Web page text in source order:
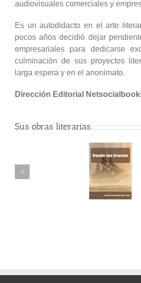
audiovisuales comerciales y
Es un autodidacto en el arte
pocos años decidió dejar
empresariales para dedicarse
culminación de sus proyectos
larga espera y en el anonimato.
Dirección Editorial
Sus obras literarias.